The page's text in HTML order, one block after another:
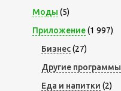
Моды (5)
Приложение(1 997)
Бизнес(27)
Другие программы
Еда и напитки (2)